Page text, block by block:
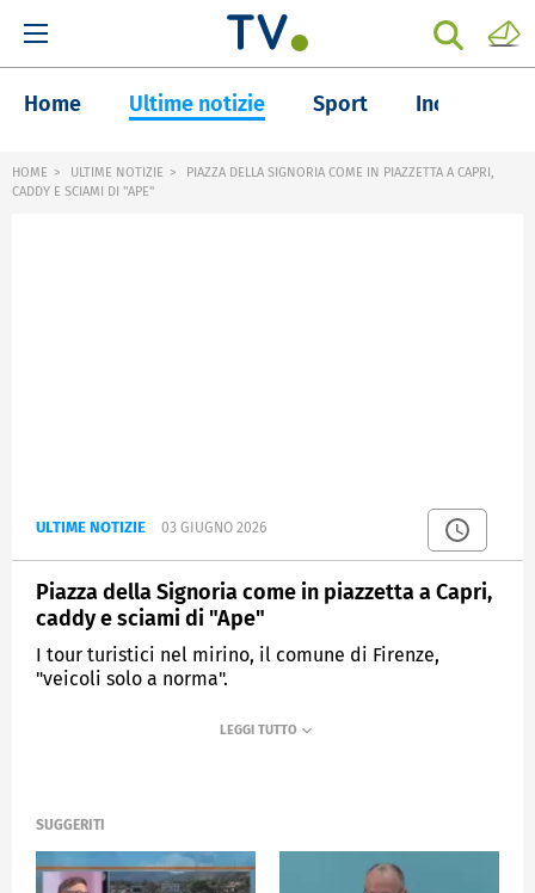
Home Ultime notizie Sport Inchieste
HOME ULTIME NOTIZIE
PIAZZA DELLA SIGNORIA COME IN PIAZZETTA A CAPRI,
CADDY E SCIAMI DI "APE"
ULTIME NOTIZIE 03 GIUGNO 2026
Piazza della Signoria come in piazzetta a Capri,
caddy e sciami di "Ape"
I tour turistici nel mirino, il comune di Firenze,
"veicoli solo a norma".
SUGGERITI